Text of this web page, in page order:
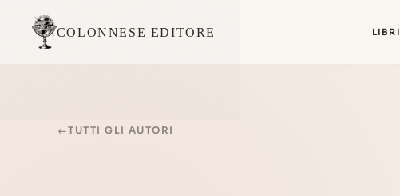
COLONNESE EDITORE LIBRI
←TUTTI GLI AUTORI